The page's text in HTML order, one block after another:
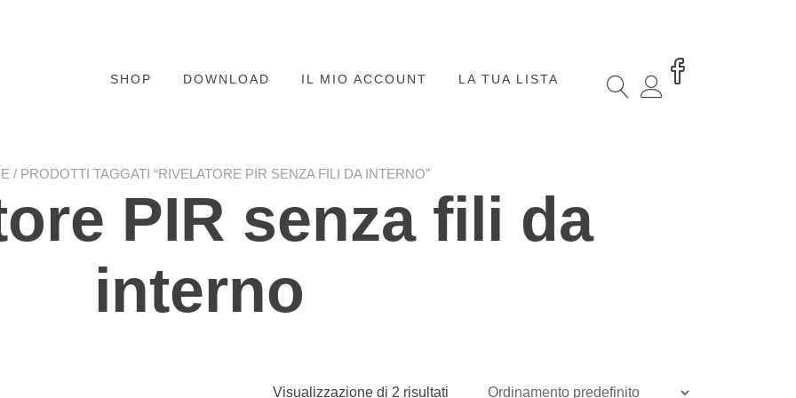
SHOP DOWNLOAD IL MIO ACCOUNT LA TUA LISTA
/ PRODOTTI TAGGATI “RIVELATORE PIR SENZA FILI DA INTERNO”
PIR senza fili da
interno
Visualizzazione di 2 risultati